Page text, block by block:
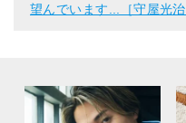
望んでいます...［守屋光治